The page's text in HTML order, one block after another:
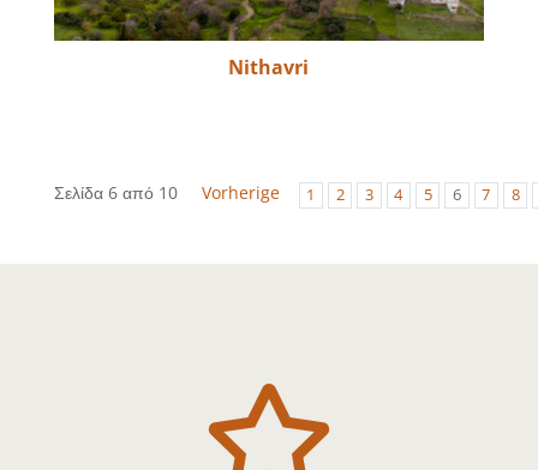
Nithavri
Σελίδα 6 από 10 Vorherige 1 2 3 4 5 6 7 8
